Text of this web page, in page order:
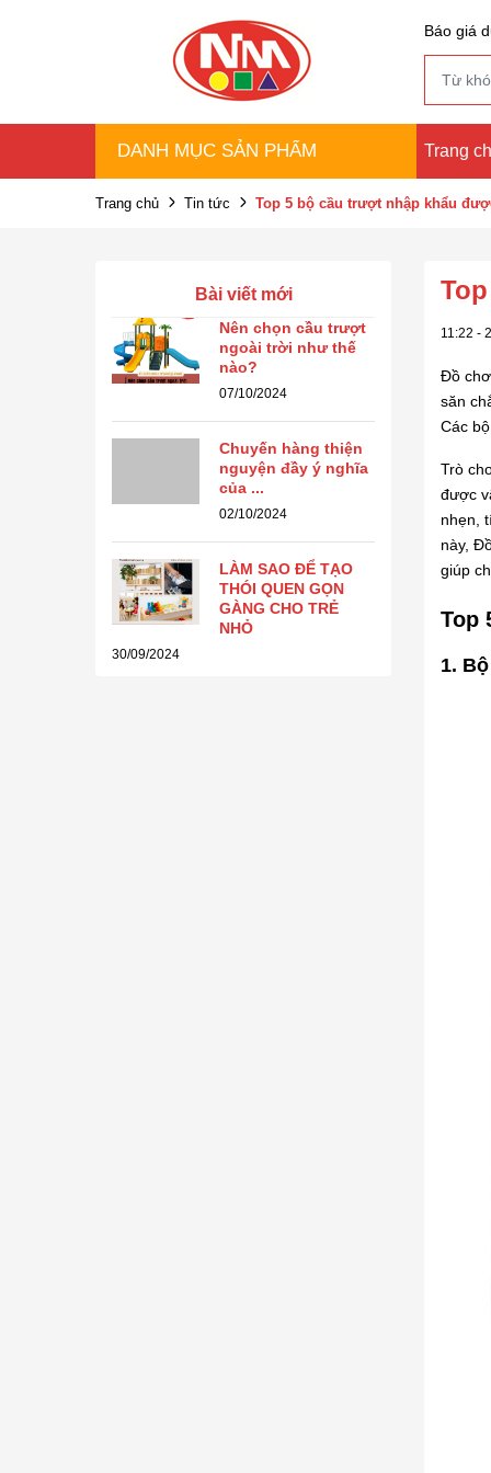
Báo giá
DANH MỤC SẢN PHẨM Trang
Trang chủ Tin tức Top 5 bộ cầu trượt nhập khẩu
Bài viết mới
Nên chọn cầu trượt
ngoài trời như thế
nào?
07/10/2024
Chuyến hàng thiện
nguyện đầy ý nghĩa
của ...
02/10/2024
LÀM SAO ĐỂ TẠO
THÓI QUEN GỌN
GÀNG CHO TRẺ
NHỎ
30/09/2024
11:22 -
Đồ
săn
Các
Trò
được
nhẹn,
này,
giúp
Top
1.